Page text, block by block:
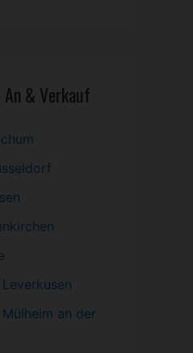
& Verkauf
an der